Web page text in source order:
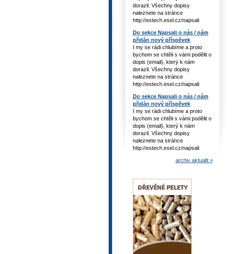
dorazil. Všechny dopisy
naleznete na stránce
http://estech.esel.cz/napsali
Do sekce Napsali o nás / nám
přidán nový příspěvek
I my se rádi chlubíme a proto
bychom se chtěli s vámi podělit o
dopis (email), který k nám
dorazil. Všechny dopisy
naleznete na stránce
http://estech.esel.cz/napsali
Do sekce Napsali o nás / nám
přidán nový příspěvek
I my se rádi chlubíme a proto
bychom se chtěli s vámi podělit o
dopis (email), který k nám
dorazil. Všechny dopisy
naleznete na stránce
http://estech.esel.cz/napsali
archiv aktualit »